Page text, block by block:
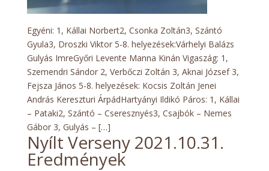
Egyéni: 1, Kállai Norbert2, Csonka Zoltán3, Szántó
Gyula3, Droszki Viktor 5-8. helyezések:Várhelyi Balázs
Gulyás ImreGyőri Levente Manna Kinán Vigaszág: 1,
Szemendri Sándor 2, Verbőczi Zoltán 3, Aknai József 3,
Fejsza János 5-8. helyezések: Kocsis Zoltán Jenei
András Kereszturi ÁrpádHartyányi Ildikó Páros: 1, Kállai
– Pataki2, Szántó – Cseresznyés3, Csajbók – Nemes
Gábor 3, Gulyás – […]
Nyílt Verseny 2021.10.31.
Eredmények